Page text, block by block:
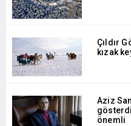
Çıldır
kızak
Aziz
önemli